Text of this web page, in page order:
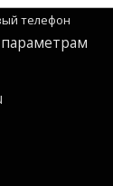
телефон